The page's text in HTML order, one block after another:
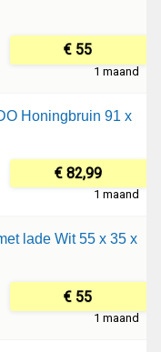
€ 55
1 maand
Honingbruin 91 x
€ 82,99
1 maand
lade Wit 55 x 35 x
€ 55
1 maand